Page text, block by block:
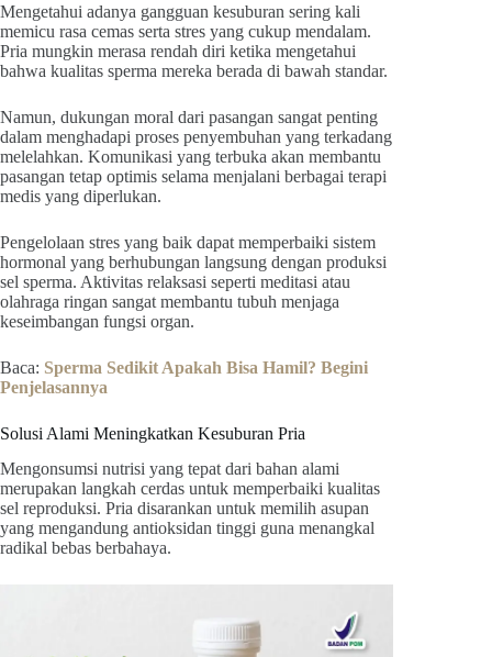
Mengetahui adanya gangguan kesuburan sering kali
memicu rasa cemas serta stres yang cukup mendalam.
Pria mungkin merasa rendah diri ketika mengetahui
bahwa kualitas sperma mereka berada di bawah standar.
Namun, dukungan moral dari pasangan sangat penting
dalam menghadapi proses penyembuhan yang terkadang
melelahkan. Komunikasi yang terbuka akan membantu
pasangan tetap optimis selama menjalani berbagai terapi
medis yang diperlukan.
Pengelolaan stres yang baik dapat memperbaiki sistem
hormonal yang berhubungan langsung dengan produksi
sel sperma. Aktivitas relaksasi seperti meditasi atau
olahraga ringan sangat membantu tubuh menjaga
keseimbangan fungsi organ.
Baca: Sperma Sedikit Apakah Bisa Hamil? Begini
Penjelasannya
Solusi Alami Meningkatkan Kesuburan Pria
Mengonsumsi nutrisi yang tepat dari bahan alami
merupakan langkah cerdas untuk memperbaiki kualitas
sel reproduksi. Pria disarankan untuk memilih asupan
yang mengandung antioksidan tinggi guna menangkal
radikal bebas berbahaya.